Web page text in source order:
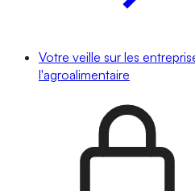
Votre veille sur les
l'agroalimentaire